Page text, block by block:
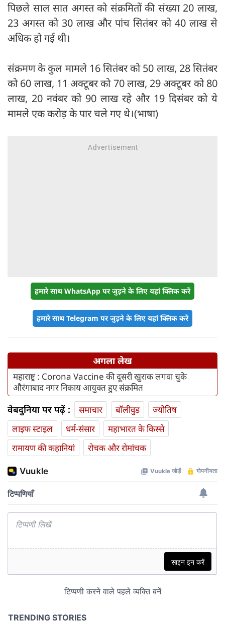
पिछले साल सात अगस्त को संक्रमितों की संख्या 20 लाख,
23 अगस्त को 30 लाख और पांच सितंबर को 40 लाख से
अधिक हो गई थी।
संक्रमण के कुल मामले 16 सितंबर को 50 लाख, 28 सितंबर
को 60 लाख, 11 अक्टूबर को 70 लाख, 29 अक्टूबर को 80
लाख, 20 नवंबर को 90 लाख रहे और 19 दिसंबर को ये
मामले एक करोड़ के पार चले गए थे।(भाषा)
हमारे साथ WhatsApp पर जुड़ने के लिए यहां क्लिक करें
हमारे साथ Telegram पर जुड़ने के लिए यहां क्लिक करें
अगला लेख
महाराष्ट्र : Corona Vaccine की दूसरी खुराक लगवा चुके
औरंगाबाद नगर निकाय आयुक्त हुए संक्रमित
वेबदुनिया पर पढ़ें : समाचार बॉलीवुड
ज्योतिष
लाइफ स्‍टाइल
धर्म-संसार
महाभारत के किस्से
रामायण की कहानियां
रोचक और रोमांचक